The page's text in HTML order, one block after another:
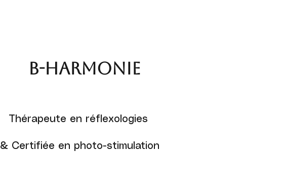
B-harmonie
Thérapeute en réflexologies
& Certifiée en photo-stimulation